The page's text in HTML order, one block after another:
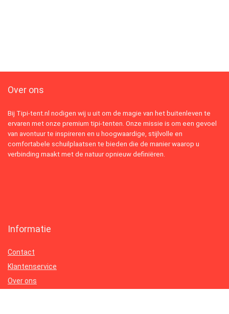
Over ons
Bij Tipi-tent.nl nodigen wij u uit om de magie van het buitenleven te
ervaren met onze premium tipi-tenten. Onze missie is om een gevoel
van avontuur te inspireren en u hoogwaardige, stijlvolle en
comfortabele schuilplaatsen te bieden die de manier waarop u
verbinding maakt met de natuur opnieuw definiëren.
Informatie
Contact
Klantenservice
Over ons